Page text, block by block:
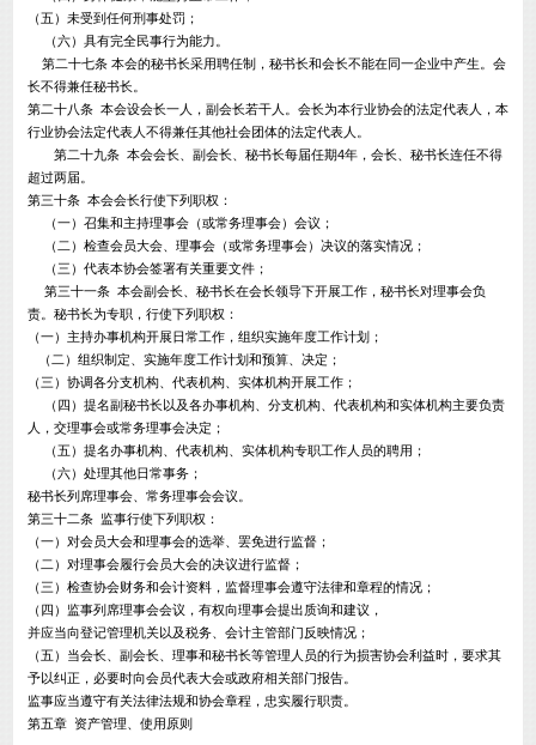
（五）未受到任何刑事处罚；
（六）具有完全民事行为能力。
第二十七条 本会的秘书长采用聘任制，秘书长和会长不能在同一企业中产生。会
长不得兼任秘书长。
第二十八条 本会设会长一人，副会长若干人。会长为本行业协会的法定代表人，本
行业协会法定代表人不得兼任其他社会团体的法定代表人。
第二十九条 本会会长、副会长、秘书长每届任期4年，会长、秘书长连任不得
超过两届。
第三十条 本会会长行使下列职权：
（一）召集和主持理事会（或常务理事会）会议；
（二）检查会员大会、理事会（或常务理事会）决议的落实情况；
（三）代表本协会签署有关重要文件；
第三十一条 本会副会长、秘书长在会长领导下开展工作，秘书长对理事会负
责。秘书长为专职，行使下列职权：
（一）主持办事机构开展日常工作，组织实施年度工作计划；
（二）组织制定、实施年度工作计划和预算、决定；
（三）协调各分支机构、代表机构、实体机构开展工作；
（四）提名副秘书长以及各办事机构、分支机构、代表机构和实体机构主要负责
人，交理事会或常务理事会决定；
（五）提名办事机构、代表机构、实体机构专职工作人员的聘用；
（六）处理其他日常事务；
秘书长列席理事会、常务理事会会议。
第三十二条 监事行使下列职权：
（一）对会员大会和理事会的选举、罢免进行监督；
（二）对理事会履行会员大会的决议进行监督；
（三）检查协会财务和会计资料，监督理事会遵守法律和章程的情况；
（四）监事列席理事会会议，有权向理事会提出质询和建议，
并应当向登记管理机关以及税务、会计主管部门反映情况；
（五）当会长、副会长、理事和秘书长等管理人员的行为损害协会利益时，要求其
予以纠正，必要时向会员代表大会或政府相关部门报告。
监事应当遵守有关法律法规和协会章程，忠实履行职责。
第五章 资产管理、使用原则